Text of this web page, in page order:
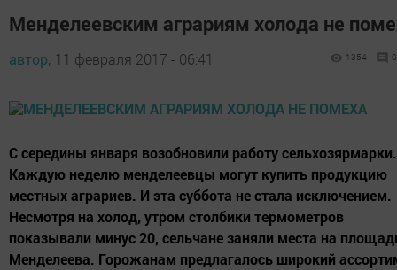
Менделеевским аграриям холода не
автор, 11 февраля 2017 - 06:41 1354 0
С середины января возобновили работу сельхозярмарки.
Каждую неделю менделеевцы могут купить продукцию
местных аграриев. И эта суббота не стала исключением.
Несмотря на холод, утром столбики термометров
показывали минус 20, сельчане заняли места на
Менделеева. Горожанам предлагалось широкий